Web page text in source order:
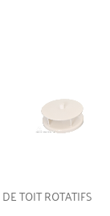
TOIT ROTATIFS